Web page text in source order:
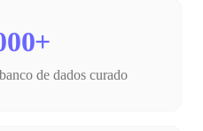
de dados curado